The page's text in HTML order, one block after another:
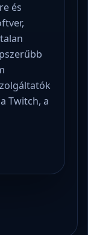
és
Twitch, a